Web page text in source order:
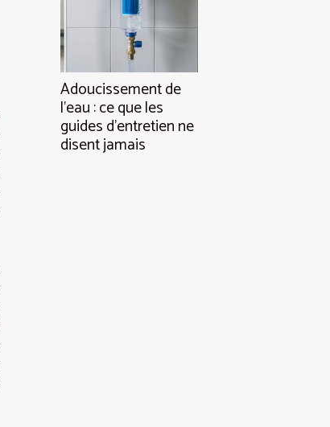
Adoucissement de
l’eau : ce que les
guides d’entretien ne
disent jamais